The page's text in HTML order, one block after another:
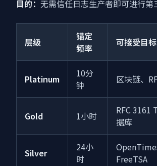
目的： 无需信任日志生产者即可进行第
层级
锚定
频率
可接受目标
Platinum
10分
钟
区块链、
Gold 1小时
RFC 3161
据库
Silver
24小
时
FreeTSA